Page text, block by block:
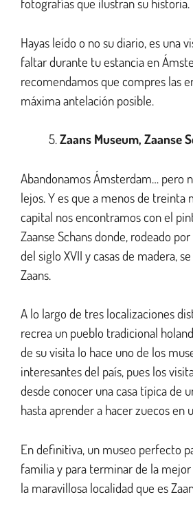
Hayas leído o no su diario, es una
faltar durante tu estancia en
recomendamos que compres las
máxima antelación posible.
Zaans Museum, Zaanse
Abandonamos Ámsterdam… pero
lejos. Y es que a menos de treinta
capital nos encontramos con el
Zaanse Schans donde, rodeado
del siglo XVII y casas de madera,
Zaans.
A lo largo de tres localizaciones
recrea un pueblo tradicional
de su visita lo hace uno de los
interesantes del país, pues los
desde conocer una casa típica de
hasta aprender a hacer zuecos en
En definitiva, un museo perfecto
familia y para terminar de la
la maravillosa localidad que es